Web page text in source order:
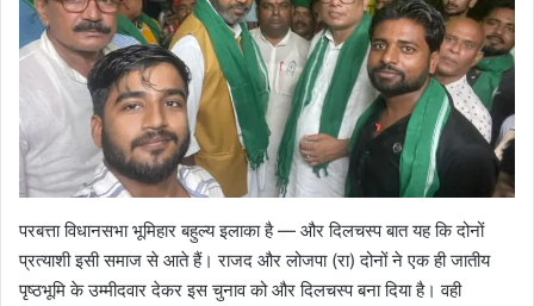
परबत्ता विधानसभा भूमिहार बहुल्य इलाका है — और दिलचस्प बात यह कि दोनों
प्रत्याशी इसी समाज से आते हैं। राजद और लोजपा (रा) दोनों ने एक ही जातीय
पृष्ठभूमि के उम्मीदवार देकर इस चुनाव को और दिलचस्प बना दिया है। वही